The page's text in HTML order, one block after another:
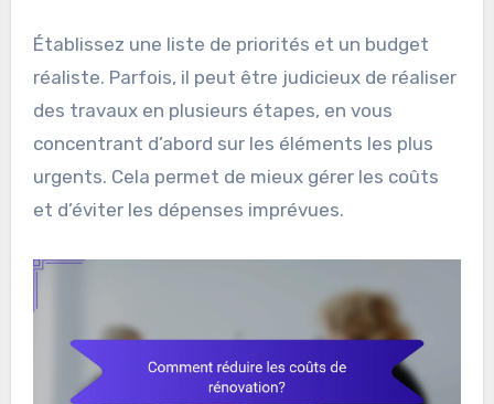
Établissez une liste de priorités et un budget
réaliste. Parfois, il peut être judicieux de réaliser
des travaux en plusieurs étapes, en vous
concentrant d’abord sur les éléments les plus
urgents. Cela permet de mieux gérer les coûts
et d’éviter les dépenses imprévues.